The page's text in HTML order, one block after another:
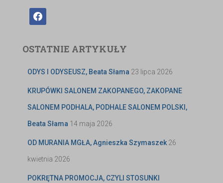
OSTATNIE ARTYKUŁY
ODYS I ODYSEUSZ, Beata Słama 23 lipca 2026
KRUPÓWKI SALONEM ZAKOPANEGO, ZAKOPANE
SALONEM PODHALA, PODHALE SALONEM POLSKI,
Beata Słama 14 maja 2026
OD MURANIA MGŁA, Agnieszka Szymaszek 26
kwietnia 2026
POKRĘTNA PROMOCJA, CZYLI STOSUNKI